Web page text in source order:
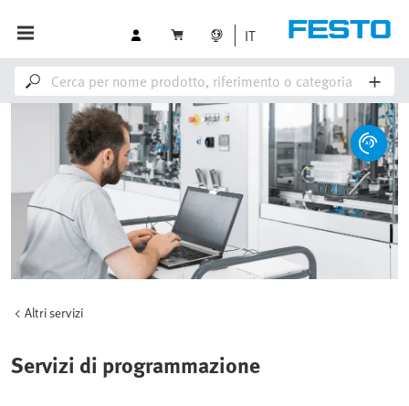
IT
Altri servizi
Servizi di programmazione